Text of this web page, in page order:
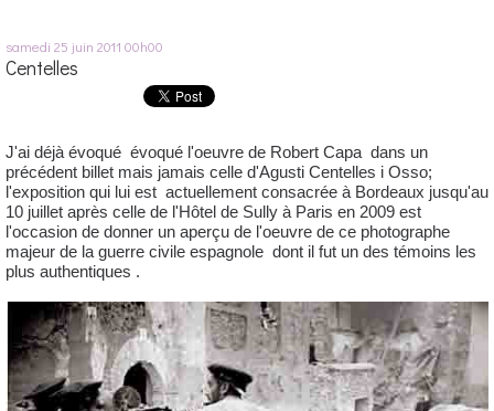
samedi 25 juin 2011 00h00
Centelles
J'ai déjà évoqué évoqué l'oeuvre de Robert Capa dans un
précédent billet mais jamais celle d'Agusti Centelles i Osso;
l'exposition qui lui est actuellement consacrée à Bordeaux jusqu'au
10 juillet après celle de l'Hôtel de Sully à Paris en 2009 est
l'occasion de donner un aperçu de l'oeuvre de ce photographe
majeur de la guerre civile espagnole dont il fut un des témoins les
plus authentiques .